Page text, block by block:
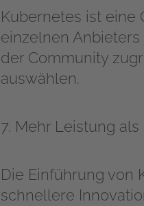
Kubernetes ist eine
einzelnen
der Community
auswählen.
7. Mehr Leistung
Die Einführung von
schnellere